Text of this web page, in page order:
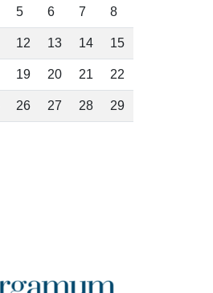
5 6 7 8
12 13 14 15
19 20 21 22
26 27 28 29